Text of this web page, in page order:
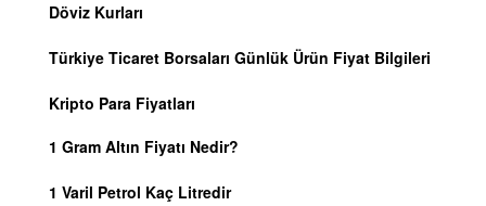
Döviz Kurları
Türkiye Ticaret Borsaları Günlük Ürün Fiyat Bilgileri
Kripto Para Fiyatları
1 Gram Altın Fiyatı Nedir?
1 Varil Petrol Kaç Litredir